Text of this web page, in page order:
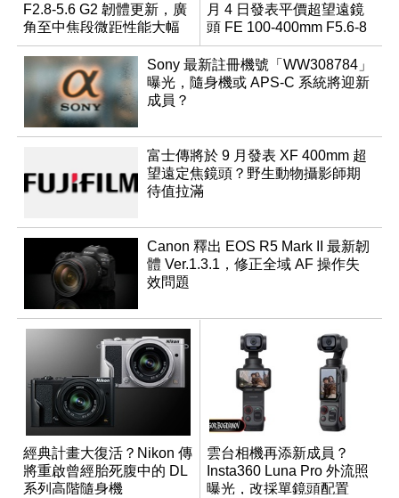
F2.8-5.6 G2 韌體更新，廣
角至中焦段微距性能大幅
升級
月 4 日發表平價超望遠鏡
頭 FE 100-400mm F5.6-8
Sony 最新註冊機號「WW308784」
曝光，隨身機或 APS-C 系統將迎新
成員？
富士傳將於 9 月發表 XF 400mm 超
望遠定焦鏡頭？野生動物攝影師期
待值拉滿
Canon 釋出 EOS R5 Mark II 最新韌
體 Ver.1.3.1，修正全域 AF 操作失
效問題
經典計畫大復活？Nikon 傳
將重啟曾經胎死腹中的 DL
系列高階隨身機
雲台相機再添新成員？
Insta360 Luna Pro 外流照
曝光，改採單鏡頭配置